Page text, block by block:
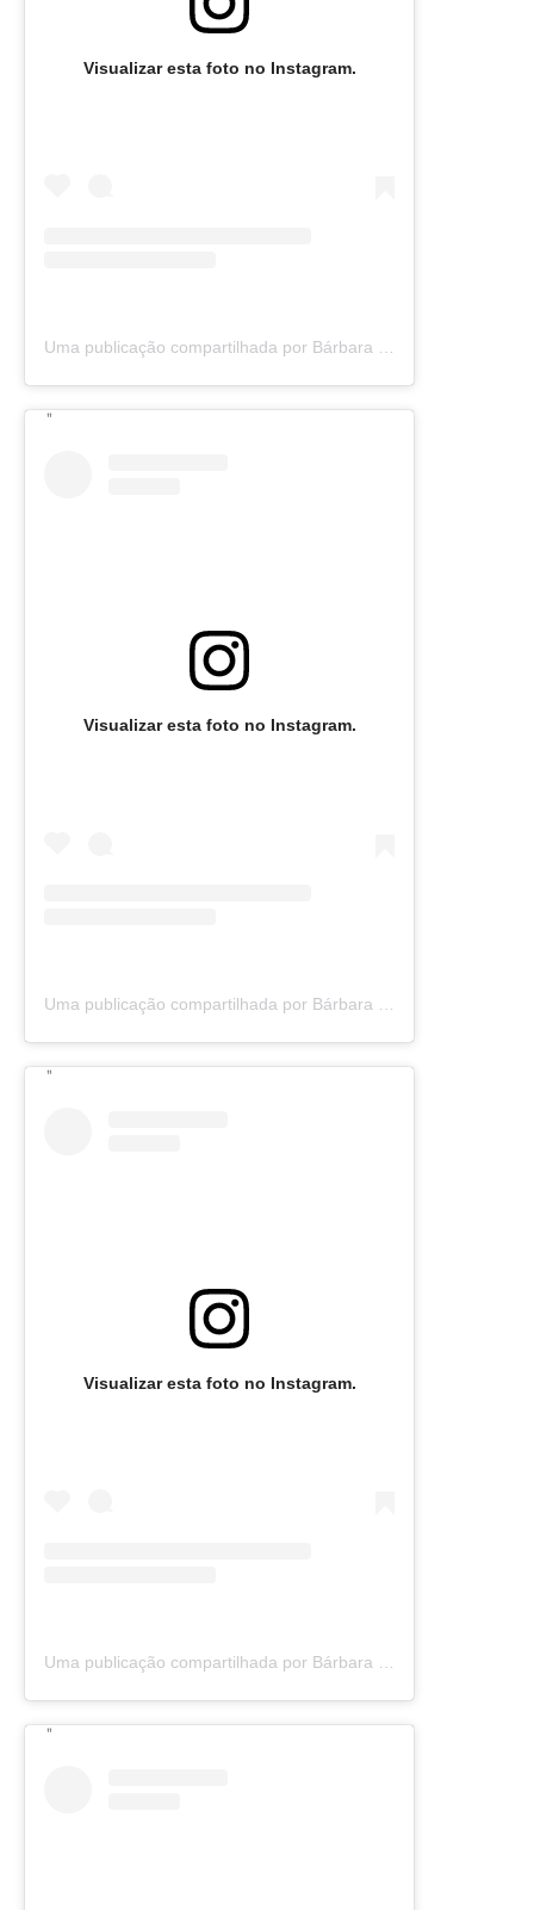
Visualizar esta foto no Instagram.
Visualizar esta foto no Instagram.
Uma publicação compartilhada por Bárbara Olimpia (@barbaraolimpia)
Visualizar esta foto no Instagram.